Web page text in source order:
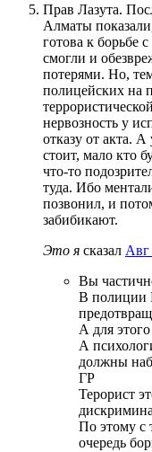
Прав Лазута.
Алматы
готова к борьбе
смогли и
потерями. Но,
полицейских на
нервозность у
отказу от акта.
стоит, мало кто
что-то
туда. Ибо
позвонил, и
забибикают.
Это я сказал Авг
Вы
В полиции
А для
А
должны
ГР
Терорист
По этому с
очередь